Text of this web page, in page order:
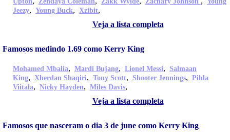
Jeezy, Young Buck, Xzibit,
Veja a lista completa
Famosos medindo 1.69 como Kerry King
Mohamed Mbalia, Mardi Bujang, Lionel Messi, Salmaan
King, Xherdan Shaqiri, Tony Scott, Shooter Jennings, Pihla
Viitala, Nicky Hayden, Miles Davis,
Veja a lista completa
Famosos que nasceram o dia 3 de june como Kerry King